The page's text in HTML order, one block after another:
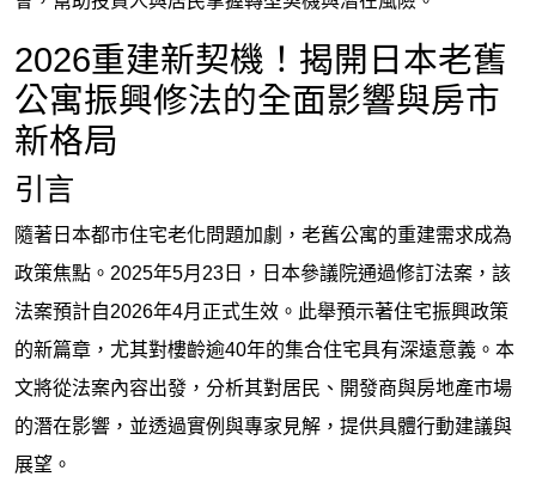
2026重建新契機！揭開日本老舊
公寓振興修法的全面影響與房市
新格局
引言
隨著日本都市住宅老化問題加劇，老舊公寓的重建需求成為
政策焦點。2025年5月23日，日本參議院通過修訂法案，該
法案預計自2026年4月正式生效。此舉預示著住宅振興政策
的新篇章，尤其對樓齡逾40年的集合住宅具有深遠意義。本
文將從法案內容出發，分析其對居民、開發商與房地產市場
的潛在影響，並透過實例與專家見解，提供具體行動建議與
展望。